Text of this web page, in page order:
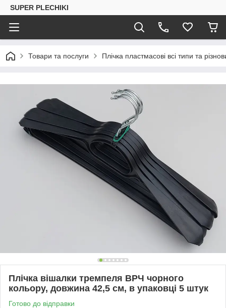
SUPER PLECHIKI
Товари та послуги Плічка пластмасові всі типи та
Плічка вішалки тремпеля ВРЧ чорного
кольору, довжина 42,5 см, в упаковці 5 штук
Готово до відправки